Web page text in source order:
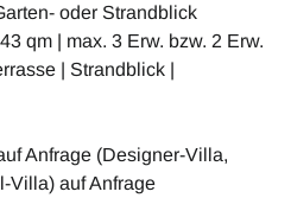
oder Strandblick
qm | max. 3 Erw. bzw. 2 Erw.
| Strandblick |
Anfrage (Designer-Villa,
Villa) auf Anfrage